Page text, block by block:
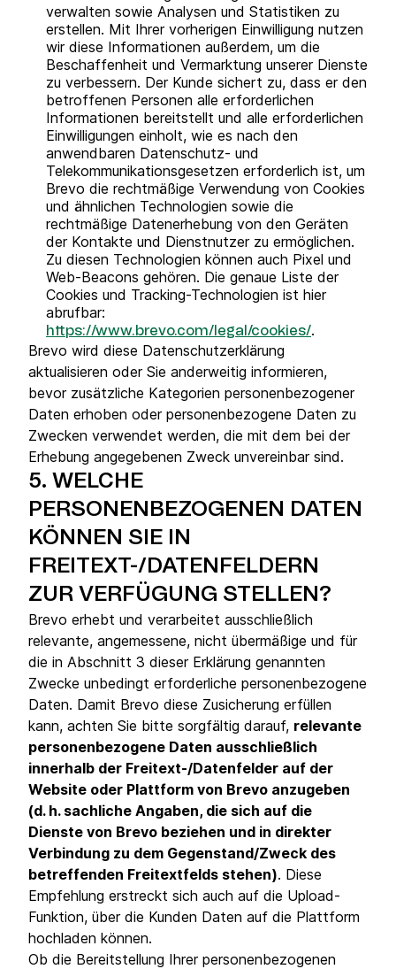
verwalten sowie Analysen und Statistiken zu
erstellen. Mit Ihrer vorherigen Einwilligung nutzen
wir diese Informationen außerdem, um die
Beschaffenheit und Vermarktung unserer Dienste
zu verbessern. Der Kunde sichert zu, dass er den
betroffenen Personen alle erforderlichen
Informationen bereitstellt und alle erforderlichen
Einwilligungen einholt, wie es nach den
anwendbaren Datenschutz- und
Telekommunikationsgesetzen erforderlich ist, um
Brevo die rechtmäßige Verwendung von Cookies
und ähnlichen Technologien sowie die
rechtmäßige Datenerhebung von den Geräten
der Kontakte und Dienstnutzer zu ermöglichen.
Zu diesen Technologien können auch Pixel und
Web-Beacons gehören. Die genaue Liste der
Cookies und Tracking-Technologien ist hier
abrufbar:
https://www.brevo.com/legal/cookies/.
Brevo wird diese Datenschutzerklärung
aktualisieren oder Sie anderweitig informieren,
bevor zusätzliche Kategorien personenbezogener
Daten erhoben oder personenbezogene Daten zu
Zwecken verwendet werden, die mit dem bei der
Erhebung angegebenen Zweck unvereinbar sind.
5. WELCHE
PERSONENBEZOGENEN DATEN
KÖNNEN SIE IN
FREITEXT-/DATENFELDERN
ZUR VERFÜGUNG STELLEN?
Brevo erhebt und verarbeitet ausschließlich
relevante, angemessene, nicht übermäßige und für
die in Abschnitt 3 dieser Erklärung genannten
Zwecke unbedingt erforderliche personenbezogene
Daten. Damit Brevo diese Zusicherung erfüllen
kann, achten Sie bitte sorgfältig darauf, relevante
personenbezogene Daten ausschließlich
innerhalb der Freitext-/Datenfelder auf der
Website oder Plattform von Brevo anzugeben
(d. h. sachliche Angaben, die sich auf die
Dienste von Brevo beziehen und in direkter
Verbindung zu dem Gegenstand/Zweck des
betreffenden Freitextfelds stehen). Diese
Empfehlung erstreckt sich auch auf die Upload-
Funktion, über die Kunden Daten auf die Plattform
hochladen können.
Ob die Bereitstellung Ihrer personenbezogenen